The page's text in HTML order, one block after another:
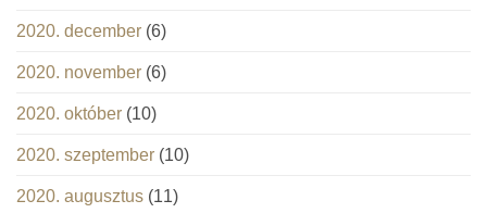
2020. december (6)
2020. november (6)
2020. október (10)
2020. szeptember (10)
2020. augusztus (11)